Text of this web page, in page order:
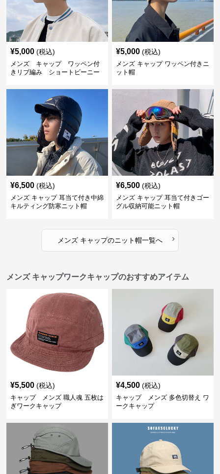
¥5,000 (税込)
メンズ キャップ ワッペン付
きリブ編み ショートビーニー
¥5,000 (税込)
メンズ キャップ ワッペン付きニ
ット帽
¥6,500 (税込)
メンズ キャップ 耳当て付き中綿
キルティング防寒ニット帽
¥6,500 (税込)
メンズ キャップ 耳当て付きゴー
グル収納可能ニット帽
メンズ キャップのニット帽一覧へ ›
メンズ キャップワークキャップのおすすめアイテム
¥5,500 (税込)
キャップ メンズ 職人魂 五枚は
ぎワークキャップ
¥4,500 (税込)
キャップ メンズ 多色切替え ワ
ークキャップ